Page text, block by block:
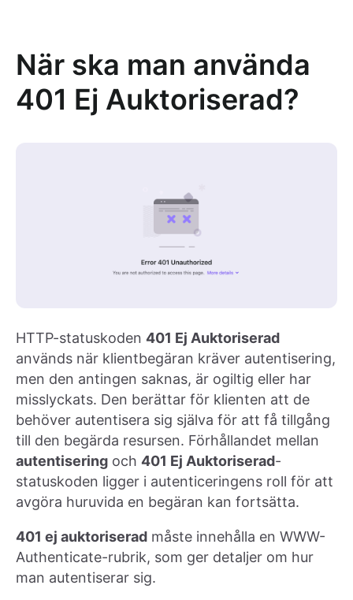
När ska man använda
401 Ej Auktoriserad?
HTTP-statuskoden 401 Ej Auktoriserad
används när klientbegäran kräver autentisering,
men den antingen saknas, är ogiltig eller har
misslyckats. Den berättar för klienten att de
behöver autentisera sig själva för att få tillgång
till den begärda resursen. Förhållandet mellan
autentisering och 401 Ej Auktoriserad-
statuskoden ligger i autenticeringens roll för att
avgöra huruvida en begäran kan fortsätta.
401 ej auktoriserad måste innehålla en WWW-
Authenticate-rubrik, som ger detaljer om hur
man autentiserar sig.